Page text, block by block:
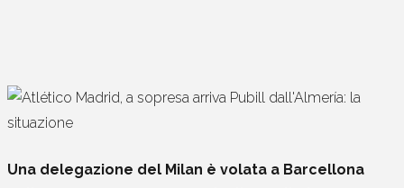
Una delegazione del Milan è volata a Barcellona